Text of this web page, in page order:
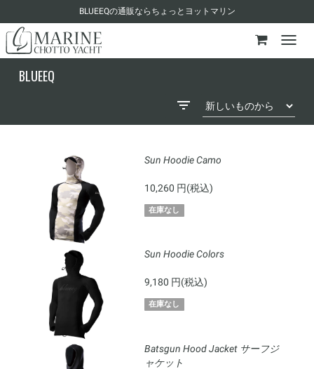
BLUEEQの通販ならちょっとヨットマリン
BLUEEQ
Sun Hoodie Camo
10,260 円(税込)
在庫なし
Sun Hoodie Colors
9,180 円(税込)
在庫なし
Batsgun Hood Jacket サーフジ
ャケット